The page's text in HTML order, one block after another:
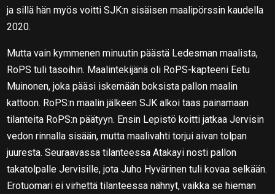
ja sillä hän myös voitti SJK:n sisäisen maalipörssin kaudella
2020.
Mutta vain kymmenen minuutin päästä Ledesman maalista,
RoPS tuli tasoihin. Maalintekijänä oli RoPS-kapteeni Eetu
Muinonen, joka pääsi iskemään boksista pallon maalin
kattoon. RoPS:n maalin jälkeen SJK alkoi taas painamaan
tilanteita RoPS:n päätyyn. Ensin Lepistö koitti jatkaa Jervisin
vedon rinnalla sisään, mutta maalivahti torjui aivan tolpan
juuresta. Seuraavassa tilanteessa Atakayi nosti pallon
takatolpalle Jervisille, jota Juho Hyvärinen tuli kovaa selkään.
Erotuomari ei virhettä tilanteessa nähnyt, vaikka se hieman